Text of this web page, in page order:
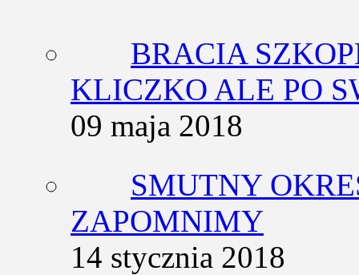
BRACIA
KLICZKO ALE PO
09 maja 2018
SMUTNY
ZAPOMNIMY
14 stycznia 2018